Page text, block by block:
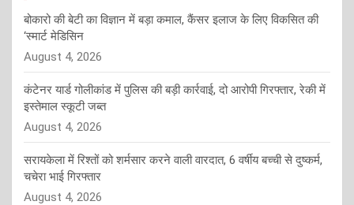
बोकारो की बेटी का विज्ञान में बड़ा कमाल, कैंसर इलाज के लिए विकसित की
‘स्मार्ट मेडिसिन
August 4, 2026
कंटेनर यार्ड गोलीकांड में पुलिस की बड़ी कार्रवाई, दो आरोपी गिरफ्तार, रेकी में
इस्तेमाल स्कूटी जब्त
August 4, 2026
सरायकेला में रिश्तों को शर्मसार करने वाली वारदात, 6 वर्षीय बच्ची से दुष्कर्म,
चचेरा भाई गिरफ्तार
August 4, 2026